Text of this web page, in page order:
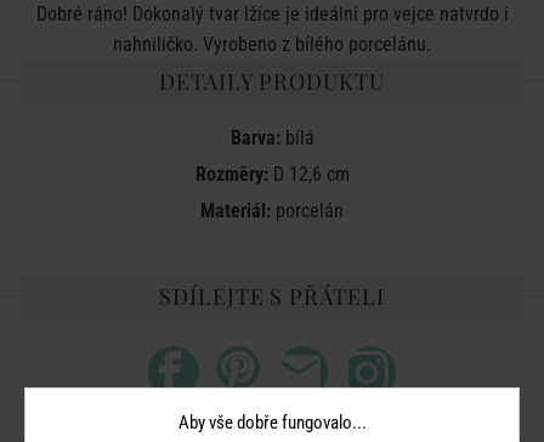
Dobré ráno! Dokonalý tvar lžíce je ideální pro vejce natvrdo i
nahniličko. Vyrobeno z bílého porcelánu.
DETAILY PRODUKTU
Barva:bílá
Rozměry:D 12,6 cm
Materiál: porcelán
SDÍLEJTE S PŘÁTELI
Aby vše dobře fungovalo...